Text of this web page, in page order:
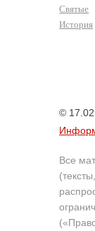
Святые
История
©
Все